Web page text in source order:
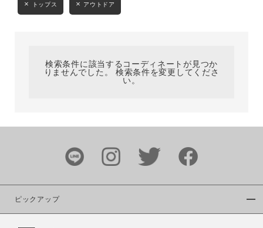
ブランド
トップス アウトドア
検索条件に該当するコーディネートが見つか
りませんでした。 検索条件を変更してくださ
い。
ピックアップ